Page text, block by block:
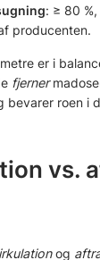
: ≥ 80
producenten.
er i
fjerner
bevarer roen i
vs.
og